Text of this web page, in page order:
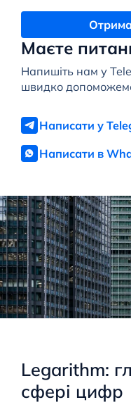
Маєте
Напишіть нам у
швидко
Написати у
Написати в
Legarithm:
сфері цифр